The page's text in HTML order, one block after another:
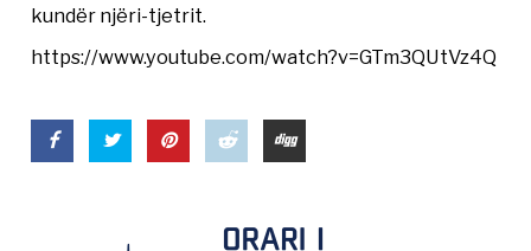
kundër njëri-tjetrit.
https://www.youtube.com/watch?v=GTm3QUtVz4Q